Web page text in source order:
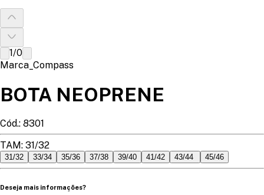
1/0
Marca_Compass
BOTA NEOPRENE
Cód.: 8301
TAM: 31/32
31/32 33/34 35/36 37/38 39/40 41/42 43/44 45/46
Deseja mais informações?